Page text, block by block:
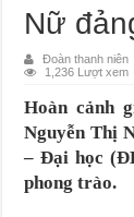
Nữ
Đoàn thanh niên
1,236 Lượt xem
Hoàn cảnh
Nguyễn Thị
– Đại học
phong trào.